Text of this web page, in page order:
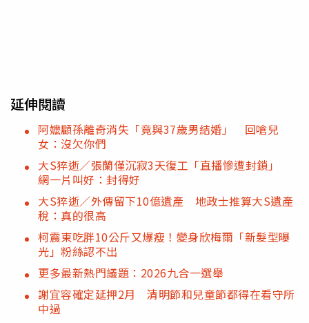
延伸閱讀
阿嬤顧孫離奇消失「竟與37歲男結婚」 回嗆兒
女：沒欠你們
大S猝逝／張蘭僅沉寂3天復工「直播慘遭封鎖」
網一片叫好：封得好
大S猝逝／外傳留下10億遺產 地政士推算大S遺產
稅：真的很高
柯震東吃胖10公斤又爆瘦！變身欣梅爾「新髮型曝
光」粉絲認不出
更多最新熱門議題：2026九合一選舉
謝宜容確定延押2月 清明節和兒童節都得在看守所
中過